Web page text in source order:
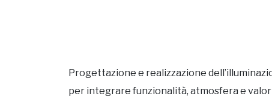
Progettazione e realizzazione
per integrare funzionalità, atmosfera e